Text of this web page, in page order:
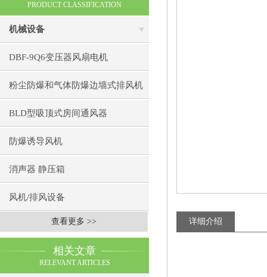
PRODUCT CLASSIFICATION
机械设备
DBF-9Q6变压器风扇电机
粉尘防爆和气体防爆边墙式排风机
BLD型吸顶式房间通风器
防爆诱导风机
消声器 静压箱
风机/排风设备
查看更多 >>
相关文章
RELEVANT ARTICLES
详细介绍